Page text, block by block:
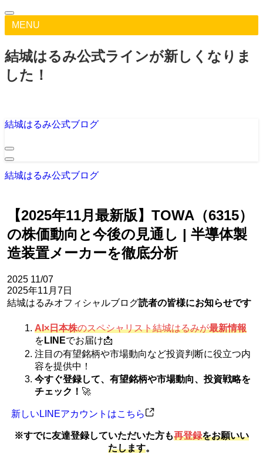
MENU
結城はるみ公式ラインが新しくなりま
した！
結城はるみ公式ブログ
結城はるみ公式ブログ
【2025年11月最新版】TOWA（6315）
の株価動向と今後の見通し | 半導体製
造装置メーカーを徹底分析
2025 11/07
2025年11月7日
結城はるみオフィシャルブログ読者の皆様にお知らせです
AI×日本株のスペシャリスト結城はるみが最新情報
を LINEでお届け📩
注目の有望銘柄や市場動向など投資判断に役立つ内
容を提供中！
今すぐ登録して、有望銘柄や市場動向、投資戦略を
チェック！ 🚀
新しいLINEアカウントはこちら
※すでに友達登録していただいた方も再登録をお願いい
たします。